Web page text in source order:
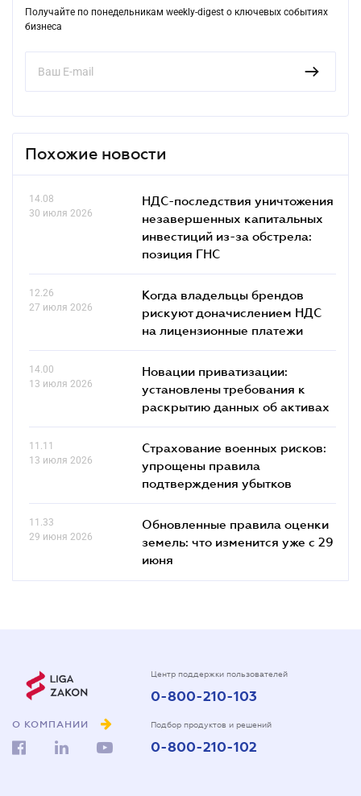
Получайте по понедельникам weekly-digest о ключевых событиях
бизнеса
Похожие новости
14.08
30 июля 2026
НДС-последствия уничтожения
незавершенных капитальных
инвестиций из-за обстрела:
позиция ГНС
12.26
27 июля 2026
Когда владельцы брендов
рискуют доначислением НДС
на лицензионные платежи
14.00
13 июля 2026
Новации приватизации:
установлены требования к
раскрытию данных об активах
11.11
13 июля 2026
Страхование военных рисков:
упрощены правила
подтверждения убытков
11.33
29 июня 2026
Обновленные правила оценки
земель: что изменится уже с 29
июня
О КОМПАНИИ
Центр поддержки пользователей
0-800-210-103
Подбор продуктов и решений
0-800-210-102